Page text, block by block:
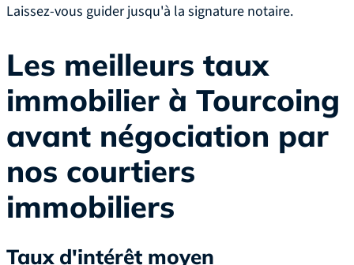
Laissez-vous guider jusqu'à la signature notaire.
Les meilleurs taux
immobilier à Tourcoing
avant négociation par
nos courtiers
immobiliers
Taux d'intérêt moyen